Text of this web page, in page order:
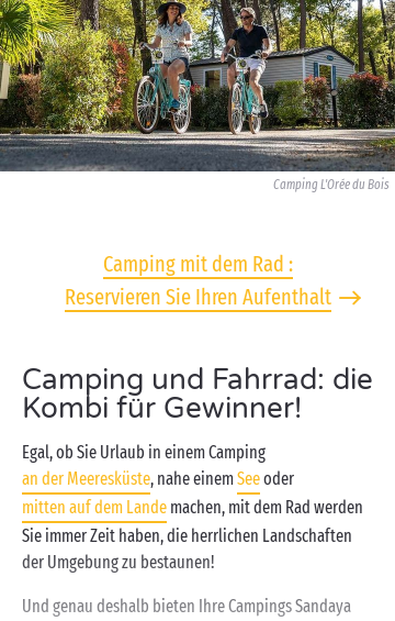
Camping L'Orée du Bois
Camping mit dem Rad :
Reservieren Sie Ihren Aufenthalt
Camping und Fahrrad: die
Kombi für Gewinner!
Egal, ob Sie Urlaub in einem Camping
an der Meeresküste, nahe einemSeeoder
mitten auf dem Lande machen, mit dem Rad werden
Sie immer Zeit haben, die herrlichen Landschaften
der Umgebung zu bestaunen!
Und genau deshalb bieten Ihre Campings Sandaya